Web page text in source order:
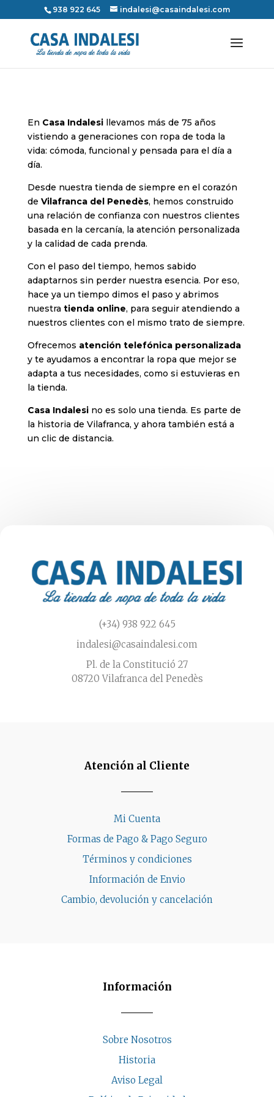
938 922 645 indalesi@casaindalesi.com
En Casa Indalesillevamos más de 75 años
vistiendo a generaciones con ropa de toda la
vida: cómoda, funcional y pensada para el día a
día.
Desde nuestra tienda de siempre en el corazón
de Vilafranca del Penedès, hemos construido
una relación de confianza con nuestros clientes
basada en la cercanía, la atención personalizada
y la calidad de cada prenda.
Con el paso del tiempo, hemos sabido
adaptarnos sin perder nuestra esencia. Por eso,
hace ya un tiempo dimos el paso y abrimos
nuestra tienda online, para seguir atendiendo a
nuestros clientes con el mismo trato de siempre.
Ofrecemos atención telefónica personalizada
y te ayudamos a encontrar la ropa que mejor se
adapta a tus necesidades, como si estuvieras en
la tienda.
Casa Indalesino es solo una tienda. Es parte de
la historia de Vilafranca, y ahora también está a
un clic de distancia.
(+34) 938 922 645
indalesi@casaindalesi.com
Pl. de la Constitució 27
08720 Vilafranca del Penedès
Atención al Cliente
Mi Cuenta
Formas de Pago & Pago Seguro
Términos y condiciones
Información de Envio
Cambio, devolución y cancelación
Información
Sobre Nosotros
Historia
Aviso Legal